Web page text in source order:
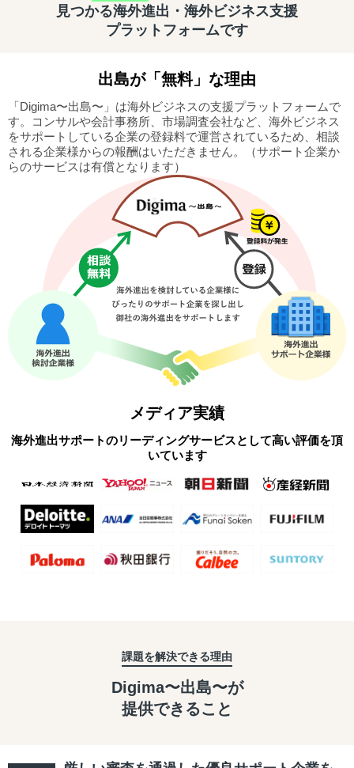
見つかる海外進出・海外ビジネス支援
プラットフォームです
出島が「無料」な理由
「Digima〜出島〜」は海外ビジネスの支援プラットフォームで
す。
コンサルや会計事務所、市場調査会社など、海外ビジネス
をサポートしている企業の登録料で運営されているため、相談
される企業様からの報酬はいただきません。
（サポート企業か
らのサービスは有償となります）
メディア実績
海外進出サポートのリーディングサービスとして高い評価を頂
いています
課題を解決できる理由
Digima〜出島〜が
提供できること